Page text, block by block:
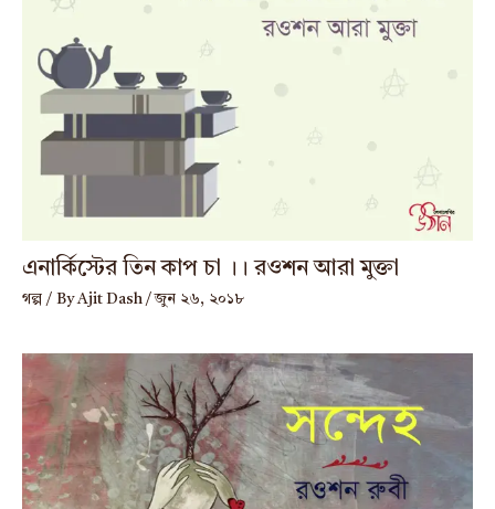
এনার্কিস্টের তিন কাপ চা ।। রওশন আরা মুক্তা
গল্প / By Ajit Dash /জুন ২৬, ২০১৮